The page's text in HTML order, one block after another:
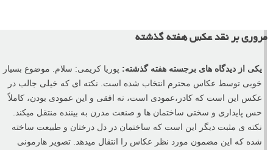
لطفا نظر خود را در قسمت نظرات، پایین همین صفحه، مطرح نمایید. شما
فراوان از همه عزیزانی کههفته گذشتهدر این بخش دیدگاهشان را مطرح
نمودند.
سازنده ترین نظرات در سایت به شکل برجسته ای نمایش خواهند یافت.
شما هم می توانید باکلیک روی این لینک عکس خود را برای بخش نقد ارسال
نمایید.